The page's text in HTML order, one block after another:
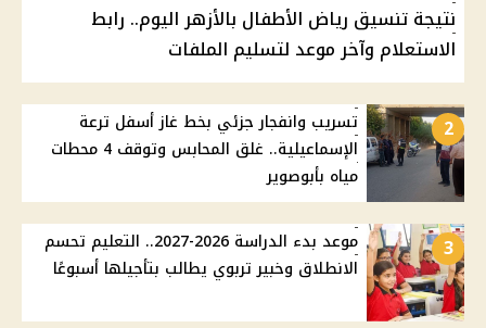
نتيجة تنسيق رياض الأطفال بالأزهر اليوم.. رابط
الاستعلام وآخر موعد لتسليم الملفات
2
تسريب وانفجار جزئي بخط غاز أسفل ترعة
الإسماعيلية.. غلق المحابس وتوقف 4 محطات
مياه بأبوصوير
3
موعد بدء الدراسة 2026-2027.. التعليم تحسم
الانطلاق وخبير تربوي يطالب بتأجيلها أسبوعًا